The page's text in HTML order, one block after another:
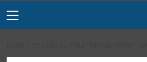
Menu